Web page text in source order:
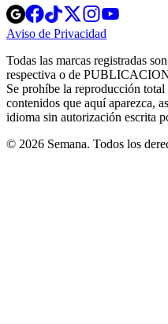
Opens
in
new
Opens
in
new
Opens
in
new
window
Opens
new
windowwindow
Aviso de Privacidad
new
window
Todas las marcas registradas
respectiva o de
Se prohíbe la reproducción
contenidos que aquí aparezca,
idioma sin autorización escrita
© 2026 Semana. Todos los